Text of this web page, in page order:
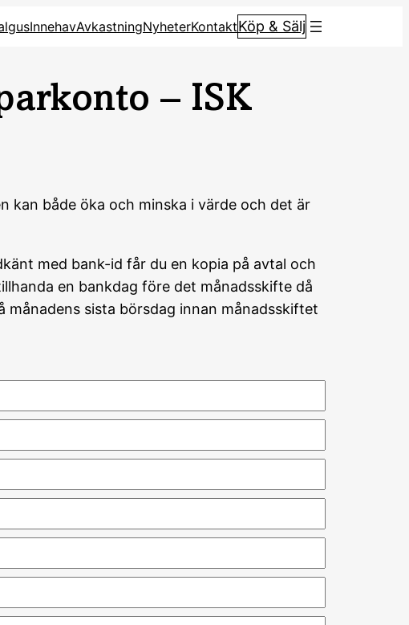
InnehavAvkastningNyheterKontaktKöp & Sälj
– ISK
kan både öka och minska i värde och det är
med bank-id får du en kopia på avtal och
en bankdag före det månadsskifte då
sista börsdag innan månadsskiftet